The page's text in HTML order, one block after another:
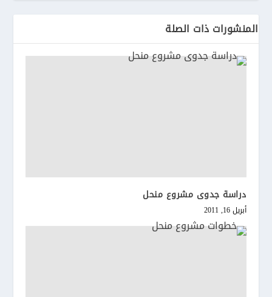
المنشورات ذات الصلة
دراسة جدوى مشروع منحل
أبريل 16, 2011